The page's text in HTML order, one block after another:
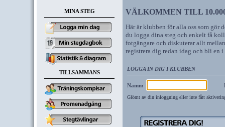
MINA STEG
TILLSAMMANS
VÄLKOMMEN TILL
Här är klubben för alla oss som gör
du logga dina steg och enkelt få
fotgängare och diskuterar allt
registrera dig redan idag och bli en
LOGGA IN DIG I KLUBBEN
Namn:
Glömt av din inloggning eller inte fått